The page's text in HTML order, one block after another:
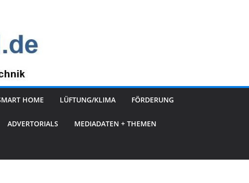
HOME LÜFTUNG/KLIMA FÖRDERUNG
ADVERTORIALS MEDIADATEN + THEMEN